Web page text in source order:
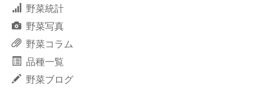
野菜統計
野菜写真
野菜コラム
品種一覧
野菜ブログ